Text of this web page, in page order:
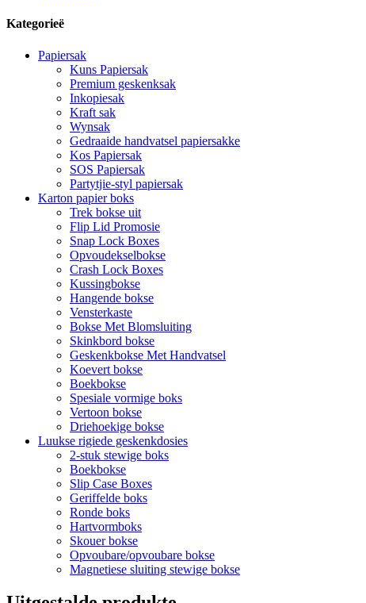
Kategorieë
Papiersak
Kuns Papiersak
Premium geskenksak
Inkopiesak
Kraft sak
Wynsak
Gedraaide handvatsel papiersakke
Kos Papiersak
SOS Papiersak
Partytjie-styl papiersak
Karton papier boks
Trek bokse uit
Flip Lid Promosie
Snap Lock Boxes
Opvoudekselbokse
Crash Lock Boxes
Kussingbokse
Hangende bokse
Vensterkaste
Bokse Met Blomsluiting
Skinkbord bokse
Geskenkbokse Met Handvatsel
Koevert bokse
Boekbokse
Spesiale vormige boks
Vertoon bokse
Driehoekige bokse
Luukse rigiede geskenkdosies
2-stuk stewige boks
Boekbokse
Slip Case Boxes
Geriffelde boks
Ronde boks
Hartvormboks
Skouer bokse
Opvoubare/opvoubare bokse
Magnetiese sluiting stewige bokse